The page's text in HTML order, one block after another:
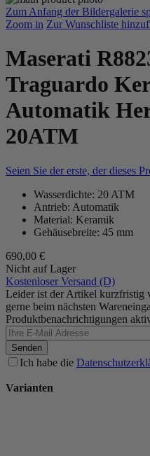
Zum Anfang der Bildergalerie
Zoom in Zur Wunschliste
Maserati
Traguardo
Automatik
20ATM
Seien Sie der erste, der dieses
Wasserdichte: 20 ATM
Antrieb: Automatik
Material: Keramik
Gehäusebreite: 45 mm
690,00 €
Nicht auf Lager
Kostenloser Versand (D)
Leider ist der Artikel kurzfristig
gerne beim nächsten
Produktbenachrichtigungen
Senden
Ich habe die
Varianten